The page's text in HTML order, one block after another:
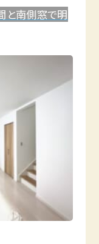
と南側窓で明